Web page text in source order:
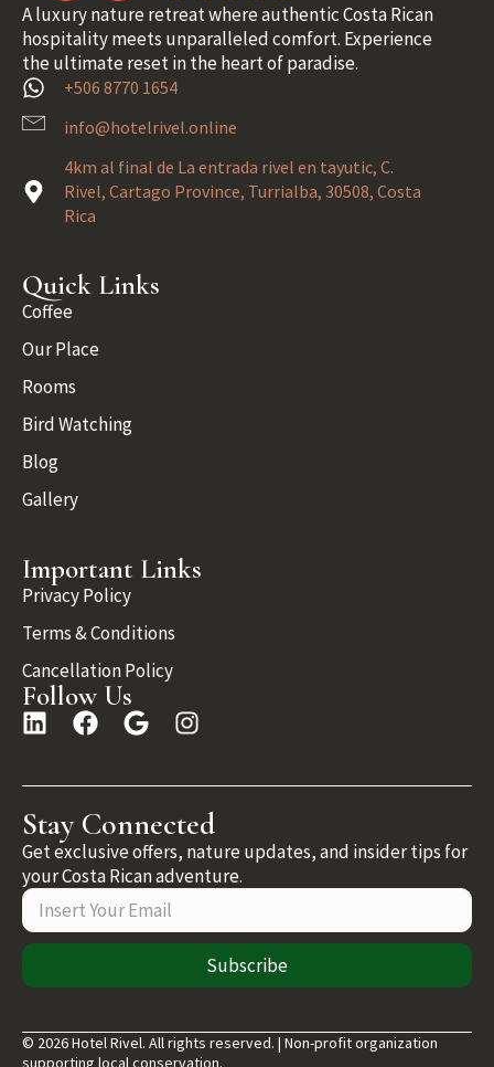
A luxury nature retreat where authentic Costa Rican
hospitality meets unparalleled comfort. Experience
the ultimate reset in the heart of paradise.
+506 8770 1654
info@hotelrivel.online
4km al final de La entrada rivel en tayutic, C.
Rivel, Cartago Province, Turrialba, 30508, Costa
Rica
Quick Links
Coffee
Our Place
Rooms
Bird Watching
Blog
Gallery
Important Links
Privacy Policy
Terms & Conditions
Cancellation Policy
Follow Us
Stay Connected
Get exclusive offers, nature updates, and insider tips for
your Costa Rican adventure.
Subscribe
© 2026 Hotel Rivel. All rights reserved. | Non-profit organization
supporting local conservation.